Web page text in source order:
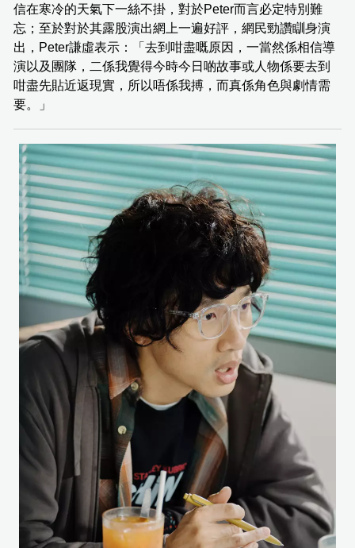
信在寒冷的天氣下一絲不掛，對於Peter而言必定特別難
忘；至於對於其露股演出網上一遍好評，網民勁讚瞓身演
出，Peter謙虛表示：「去到咁盡嘅原因，一當然係相信導
演以及團隊，二係我覺得今時今日啲故事或人物係要去到
咁盡先貼近返現實，所以唔係我搏，而真係角色與劇情需
要。」